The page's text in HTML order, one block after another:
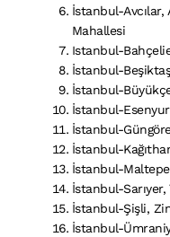
İstanbul-
Mahallesi
Istanbul-
İstanbul-
İstanbul-
İstanbul-
İstanbul-
İstanbul-
İstanbul-
İstanbul-
İstanbul-Şişli,
İstanbul-